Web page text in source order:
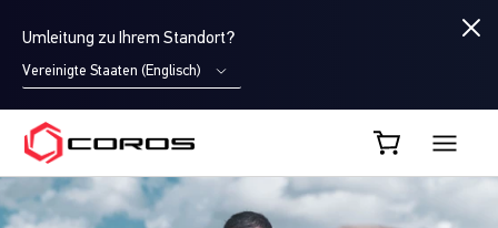
Umleitung zu Ihrem Standort?
Vereinigte Staaten (Englisch)
COROS DE